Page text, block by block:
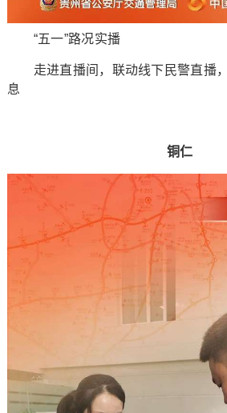
“五一”路况实播
走进直播间，联动线下民警直播
息
铜仁